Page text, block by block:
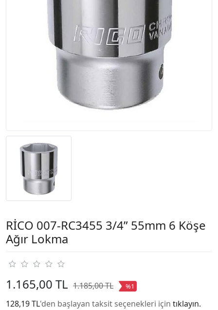
RİCO 007-RC3455 3/4” 55mm 6 Köşe
Ağır Lokma
1.165,00 TL 1.185,00 TL %1
128,19 TL'den başlayan taksit seçenekleri için tıklayın.